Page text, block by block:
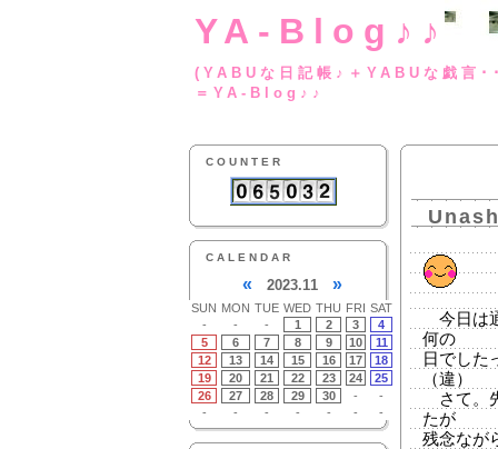
YA-Blog♪♪
(YABUな日記帳♪
＝YA-Blog♪♪
COUNTER
CALENDAR
« 2023.11 »
SUN MON TUE WED THU FRI SAT
-
- - 1 2 3
4
5
6 7 8 9 10
11
12
13 14 15 16 17
18
19
20 21 22 23 24
25
26
27 28 29 30 -
-
-
- - - - - -
今日は
何の
日でした
（違）
さて。
たが
残念なが